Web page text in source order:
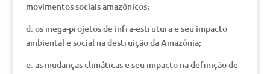
movimentos sociais amazônicos;
d. os mega-projetos de infra-estrutura e seu impacto
ambiental e social na destruição da Amazônia;
e. as mudanças climáticas e seu impacto na definição de